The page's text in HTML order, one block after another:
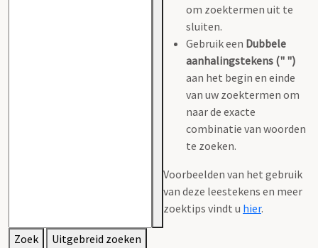
om zoektermen uit te
sluiten.
Gebruik een Dubbele
aanhalingstekens (" ")
aan het begin en einde
van uw zoektermen om
naar de exacte
combinatie van woorden
te zoeken.
Voorbeelden van het gebruik
van deze leestekens en meer
zoektips vindt u hier.
Zoek
Uitgebreid zoeken